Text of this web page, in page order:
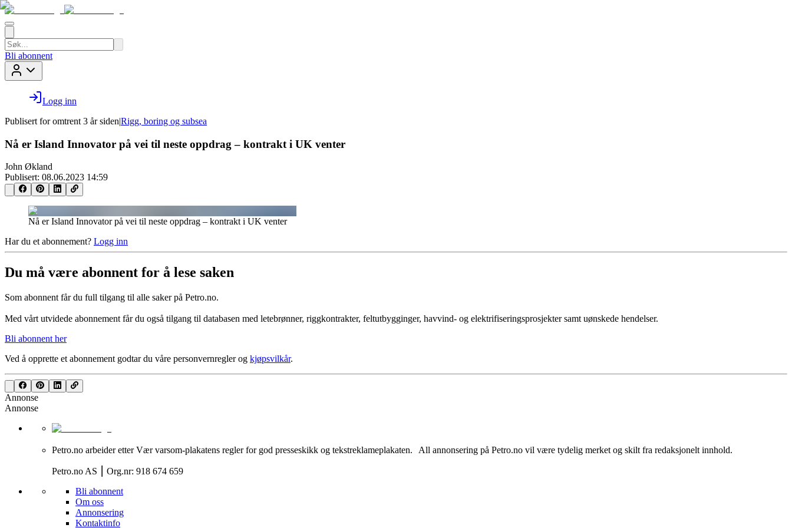
Bli abonnent
Logg inn
Publisert for omtrent 3 år siden|Rigg, boring og subsea
Nå er Island Innovator på vei til neste oppdrag – kontrakt i UK venter
John Økland
Publisert: 08.06.2023 14:59
Nå er Island Innovator på vei til neste oppdrag – kontrakt i UK venter
Har du et abonnement? Logg inn
Du må være abonnent for å lese saken
Som abonnent får du full tilgang til alle saker på Petro.no.
Med vårt utvidede abonnement får du også tilgang til databasen med letebrønner, riggkontrakter, feltutbygginger, havvind- og elektrifiseringsprosjekter samt uønskede hendelser.
Bli abonnent her
Ved å opprette et abonnement godtar du våre personvernreglerog kjøpsvilkår.
Annonse
Annonse
Petro.no arbeider etter Vær varsom-plakatens regler for god presseskikk og tekstreklameplakaten. All annonsering på Petro.no vil være tydelig merket og skilt fra redaksjonelt innhold.
Petro.no AS ⎮ Org.nr: 918 674 659
Bli abonnent
Om oss
Annonsering
Kontaktinfo